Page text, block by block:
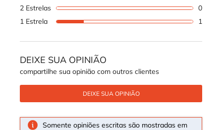
2 Estrelas
0
1 Estrela
1
DEIXE SUA OPINIÃO
compartilhe sua opinião com outros clientes
DEIXE SUA OPINIÃO
Somente opiniões escritas são mostradas em